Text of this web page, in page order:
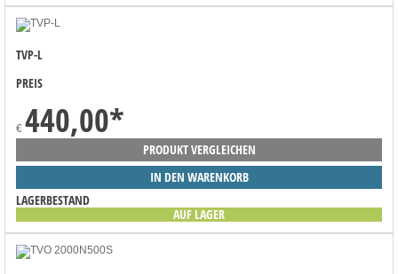
TVP-L
PREIS
€ 440,00*
PRODUKT VERGLEICHEN
IN DEN WARENKORB
LAGERBESTAND
AUF LAGER